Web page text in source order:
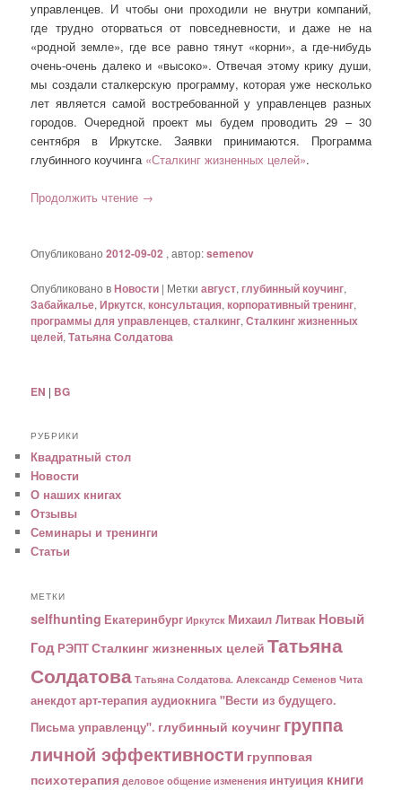
управленцев. И чтобы они проходили не внутри компаний,
где трудно оторваться от повседневности, и даже не на
«родной земле», где все равно тянут «корни», а где-нибудь
очень-очень далеко и «высоко». Отвечая этому крику души,
мы создали сталкерскую программу, которая уже несколько
лет является самой востребованной у управленцев разных
городов. Очередной проект мы будем проводить 29 – 30
сентября в Иркутске. Заявки принимаются. Программа
глубинного коучинга «Сталкинг жизненных целей».
Продолжить чтение →
Опубликовано2012-09-02 , автор:semenov
Опубликовано вНовости | Метки август, глубинный коучинг,
Забайкалье,Иркутск,консультация,корпоративный тренинг,
программы для управленцев,сталкинг,Сталкинг жизненных
целей,Татьяна Солдатова
EN | BG
РУБРИКИ
Квадратный стол
Новости
О наших книгах
Отзывы
Семинары и тренинги
Статьи
МЕТКИ
selfhunting Екатеринбург Иркутск Михаил Литвак Новый
Год РЭПТСталкинг жизненных целей Татьяна
Солдатова Татьяна Солдатова. Александр Семенов Чита
анекдотарт-терапия аудиокнига "Вести из будущего.
Письма управленцу". глубинный коучинг группа
личной эффективности групповая
психотерапия деловое общение изменения интуиция книги